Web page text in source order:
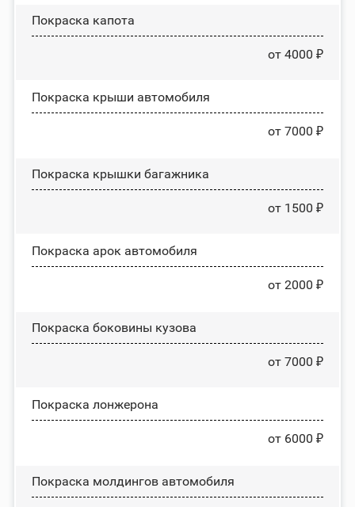
Покраска капота
от 4000 ₽
Покраска крыши автомобиля
от 7000 ₽
Покраска крышки багажника
от 1500 ₽
Покраска арок автомобиля
от 2000 ₽
Покраска боковины кузова
от 7000 ₽
Покраска лонжерона
от 6000 ₽
Покраска молдингов автомобиля